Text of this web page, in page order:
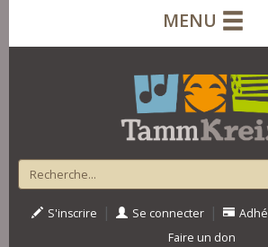
MENU
S'inscrire | Se connecter |
Faire un don